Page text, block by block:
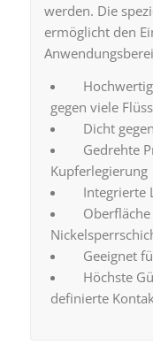
werden. Die
ermöglicht den
gegen viele
Dicht
Gedrehte
Kupferlegierung
Integrierte
Oberfläche
Geeignet
Höchste
definierte